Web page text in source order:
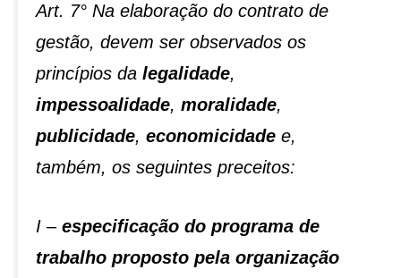
Art. 7° Na elaboração do contrato de
gestão, devem ser observados os
princípios da legalidade,
impessoalidade, moralidade,
publicidade, economicidade e,
também, os seguintes preceitos:
I – especificação do programa de
trabalho proposto pela organização